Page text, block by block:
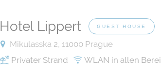
Hotel Lippert GUEST HOUSE
Mikulasska 2, 11000 Prague
Privater Strand
WLAN in allen